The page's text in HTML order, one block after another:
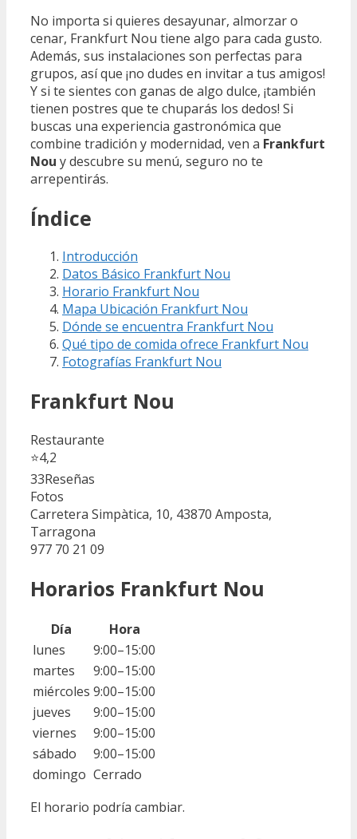
No importa si quieres desayunar, almorzar o
cenar, Frankfurt Nou tiene algo para cada gusto.
Además, sus instalaciones son perfectas para
grupos, así que ¡no dudes en invitar a tus amigos!
Y si te sientes con ganas de algo dulce, ¡también
tienen postres que te chuparás los dedos! Si
buscas una experiencia gastronómica que
combine tradición y modernidad, ven a Frankfurt
Nou y descubre su menú, seguro no te
arrepentirás.
Índice
Introducción
Datos Básico Frankfurt Nou
Horario Frankfurt Nou
Mapa Ubicación Frankfurt Nou
Dónde se encuentra Frankfurt Nou
Qué tipo de comida ofrece Frankfurt Nou
Fotografías Frankfurt Nou
Frankfurt Nou
Restaurante
⭐4,2
33Reseñas
Fotos
Carretera Simpàtica, 10, 43870 Amposta,
Tarragona
977 70 21 09
Horarios Frankfurt Nou
Día
Hora
lunes
9:00–15:00
martes
9:00–15:00
miércoles 9:00–15:00
jueves
9:00–15:00
viernes
9:00–15:00
sábado
9:00–15:00
domingo Cerrado
El horario podría cambiar.